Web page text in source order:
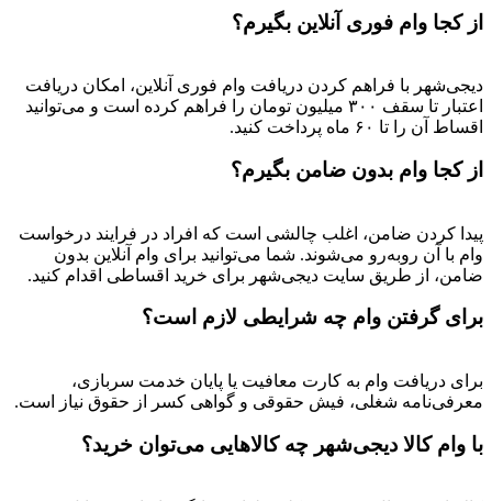
از کجا وام فوری آنلاین بگیرم؟
دیجی‌شهر با فراهم کردن دریافت وام فوری آنلاین، امکان دریافت
اعتبار تا سقف ۳۰۰ میلیون تومان را فراهم کرده است و می‌توانید
اقساط آن را تا ۶۰ ماه پرداخت کنید.
از کجا وام بدون ضامن بگیرم؟
پیدا کردن ضامن، اغلب چالشی است که افراد در فرایند درخواست
وام با آن روبه‌رو می‌شوند. شما می‌توانید برای وام آنلاین بدون
ضامن، از طریق سایت دیجی‌شهر برای خرید اقساطی اقدام کنید.
برای گرفتن وام چه شرایطی لازم است؟
برای دریافت وام به کارت معافیت یا پایان خدمت سربازی،
معرفی‌نامه شغلی، فیش حقوقی و گواهی کسر از حقوق نیاز است.
با وام کالا دیجی‌شهر چه کالاهایی می‌توان خرید؟